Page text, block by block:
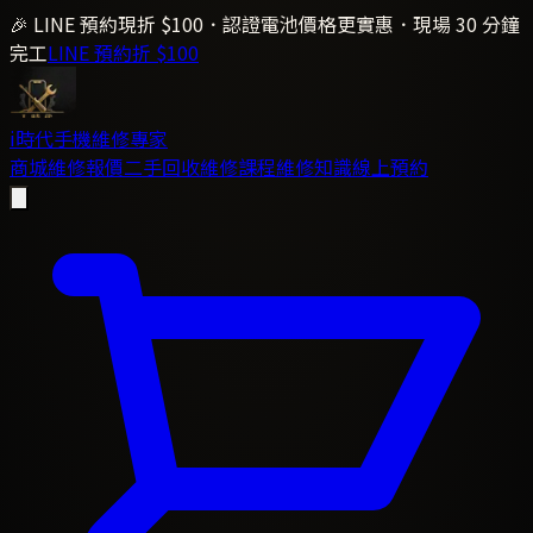
🎉 LINE 預約現折 $100．認證電池價格更實惠．現場 30 分鐘
完工LINE 預約折 $100
i時代手機維修專家
商城維修報價二手回收維修課程維修知識線上預約